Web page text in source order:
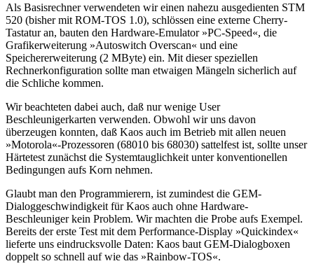
Als Basisrechner verwendeten wir einen nahezu ausgedienten STM
520 (bisher mit ROM-TOS 1.0), schlössen eine externe Cherry-
Tastatur an, bauten den Hardware-Emulator »PC-Speed«, die
Grafikerweiterung »Autoswitch Overscan« und eine
Speichererweiterung (2 MByte) ein. Mit dieser speziellen
Rechnerkonfiguration sollte man etwaigen Mängeln sicherlich auf
die Schliche kommen.
Wir beachteten dabei auch, daß nur wenige User
Beschleunigerkarten verwenden. Obwohl wir uns davon
überzeugen konnten, daß Kaos auch im Betrieb mit allen neuen
»Motorola«-Prozessoren (68010 bis 68030) sattelfest ist, sollte unser
Härtetest zunächst die Systemtauglichkeit unter konventionellen
Bedingungen aufs Korn nehmen.
Glaubt man den Programmierern, ist zumindest die GEM-
Dialoggeschwindigkeit für Kaos auch ohne Hardware-
Beschleuniger kein Problem. Wir machten die Probe aufs Exempel.
Bereits der erste Test mit dem Performance-Display »Quickindex«
lieferte uns eindrucksvolle Daten: Kaos baut GEM-Dialogboxen
doppelt so schnell auf wie das »Rainbow-TOS«.